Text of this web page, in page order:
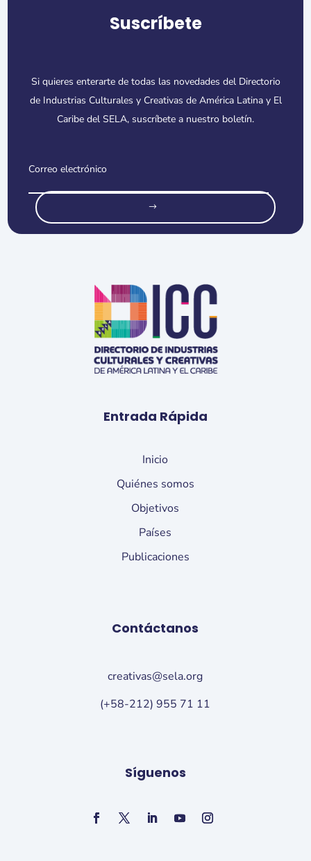
Suscríbete
Si quieres enterarte de todas las novedades del Directorio
de Industrias Culturales y Creativas de América Latina y El
Caribe del SELA, suscríbete a nuestro boletín.
Entrada Rápida
Inicio
Quiénes somos
Objetivos
Países
Publicaciones
Contáctanos
creativas@sela.org
(+58-212) 955 71 11
Síguenos